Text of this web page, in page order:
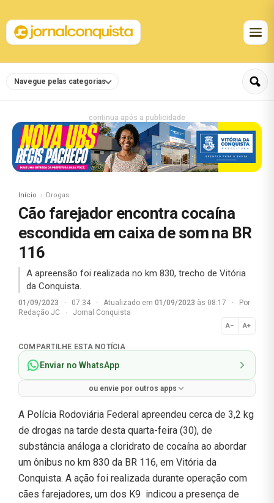
Navegue pelas categorias
continua após a publicidade
Início Drogas
Cão farejador encontra cocaína
escondida em caixa de som na BR
116
A apreensão foi realizada no km 830, trecho de Vitória
da Conquista.
01/09/2023 · 07:34 · Atualizado em 01/09/2023 às 08:17 ·
Por
Redação JC
· Jornal Conquista
A− A+
Normal
COMPARTILHE ESTA NOTÍCIA
Enviar no WhatsApp
ou envie por outros apps
A Polícia Rodoviária Federal apreendeu cerca de 3,2 kg
de drogas na tarde desta quarta-feira (30), de
substância análoga a cloridrato de cocaína ao abordar
um ônibus no km 830 da BR 116, em Vitória da
Conquista. A ação foi realizada durante operação com
cães farejadores, um dos K9 indicou a presença de